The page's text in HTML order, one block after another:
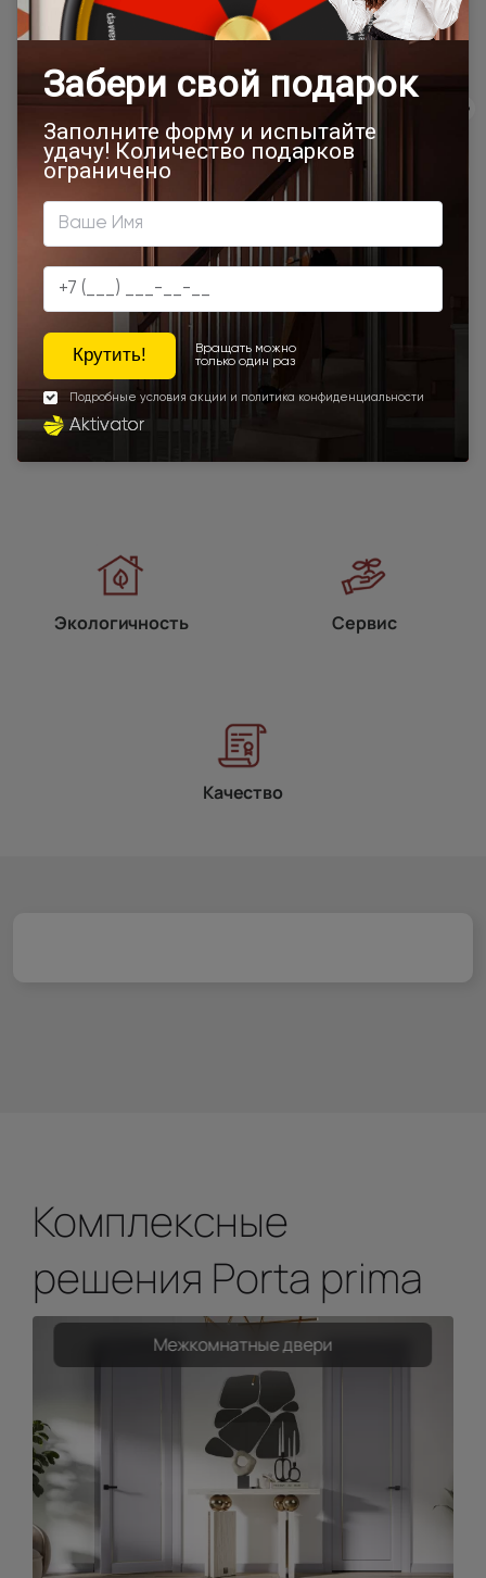
900x2400 1200x2000
Дверь скрытого монтажа Invisible / Инвизибл
Шампань
400x2000
Высота 195 Высота 205 Высота 210 Под заказ
Межкомнатные двери высотой 2000 мм
Для спальни Двухсторонние двери
Наши преимущества
Экологичность Сервис
Качество
Комплексные
решения Porta prima
Межкомнатные двери